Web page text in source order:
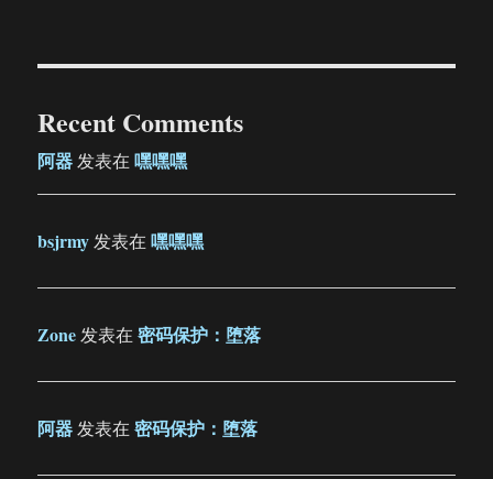
Recent Comments
阿器发表在嘿嘿嘿
bsjrmy发表在嘿嘿嘿
Zone发表在密码保护：堕落
阿器发表在密码保护：堕落